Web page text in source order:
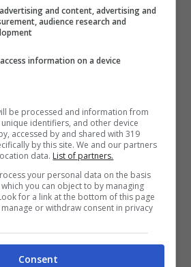
Lewis Hamiltonha
in questi ultimi tempi.
è ben diversa, ed è
voluta dal pilota
Greenblatt, puntando su
davvero molto ardite.
and content, advertising and
audience research and
information on a device
be processed and information from
identifiers, and other device
accessed by and shared with 319
by this site. We and our partners
data. List of partners.
your personal data on the basis
you can object to by managing
for a link at the bottom of this page
or withdraw consent in privacy
Consent